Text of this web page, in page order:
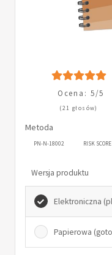
Ocena: 5/5
(21 głosów)
Metoda
PN-N-18002 RISK SCORE
Wersja produktu
Elektroniczna
Papierowa